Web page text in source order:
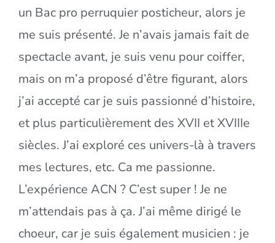
un Bac pro perruquier posticheur, alors je
me suis présenté. Je n’avais jamais fait de
spectacle avant, je suis venu pour coiffer,
mais on m’a proposé d’être figurant, alors
j’ai accepté car je suis passionné d’histoire,
et plus particulièrement des XVII et XVIIIe
siècles. J’ai exploré ces univers-là à travers
mes lectures, etc. Ca me passionne.
L’expérience ACN ? C’est super ! Je ne
m’attendais pas à ça. J’ai même dirigé le
choeur, car je suis également musicien : je